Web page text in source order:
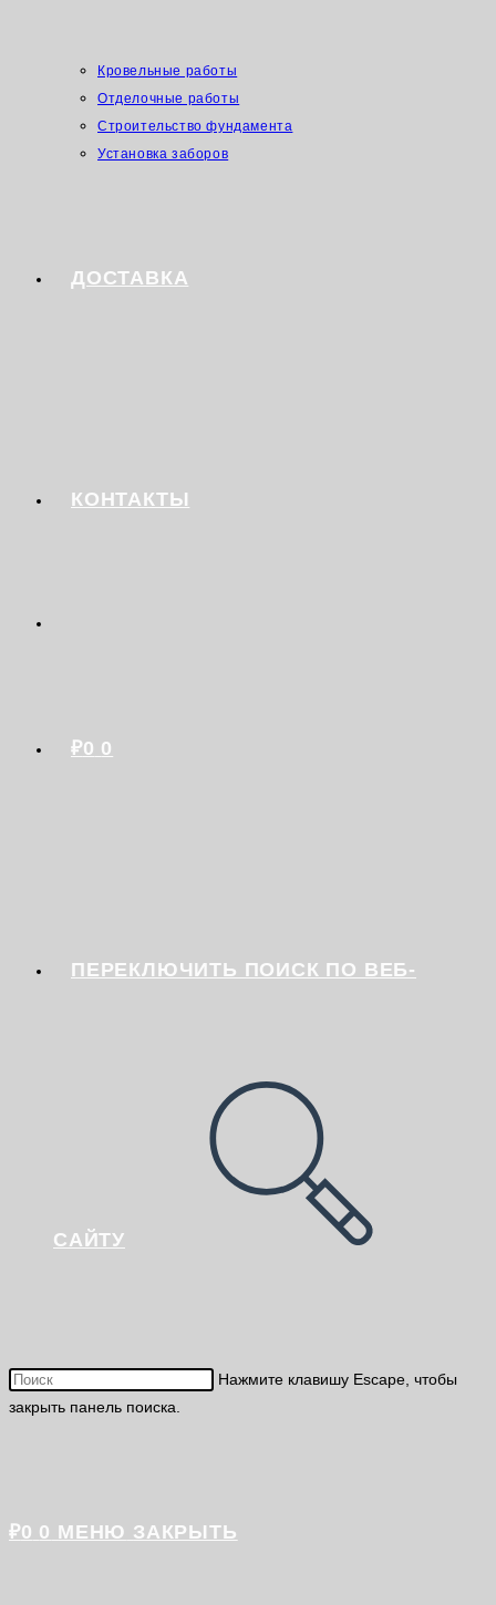
Кровельные работы
Отделочные работы
Строительство фундамента
Установка заборов
ДОСТАВКА
КОНТАКТЫ
₽0 0
ПЕРЕКЛЮЧИТЬ ПОИСК ПО ВЕБ-
САЙТУ
Нажмите клавишу Escape, чтобы
закрыть панель поиска.
₽0 0 МЕНЮ ЗАКРЫТЬ